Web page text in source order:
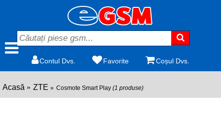
Contul Dvs. Favorite Coșul Dvs.
Acasă ZTE Cosmote Smart Play (1 produse)